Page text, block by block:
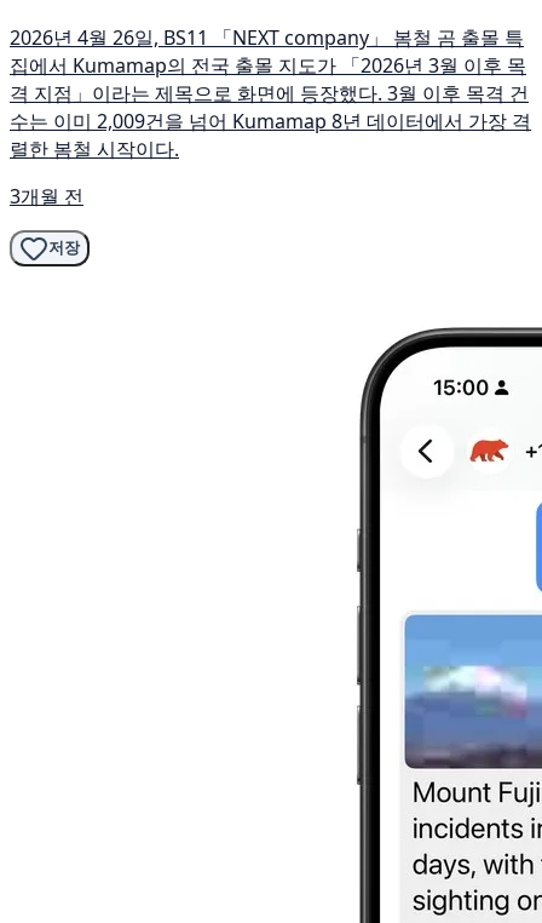
2026년 4월 26일, BS11 「NEXT company」 봄철 곰 출몰 특
집에서 Kumamap의 전국 출몰 지도가 「2026년 3월 이후 목
격 지점」이라는 제목으로 화면에 등장했다. 3월 이후 목격 건
수는 이미 2,009건을 넘어 Kumamap 8년 데이터에서 가장 격
렬한 봄철 시작이다.
3개월 전
저장